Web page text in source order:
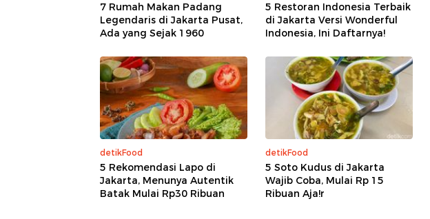
7 Rumah Makan Padang
Legendaris di Jakarta Pusat,
Ada yang Sejak 1960
5 Restoran Indonesia Terbaik
di Jakarta Versi Wonderful
Indonesia, Ini Daftarnya!
detikFood
5 Rekomendasi Lapo di
Jakarta, Menunya Autentik
Batak Mulai Rp30 Ribuan
detikFood
5 Soto Kudus di Jakarta
Wajib Coba, Mulai Rp 15
Ribuan Aja!r